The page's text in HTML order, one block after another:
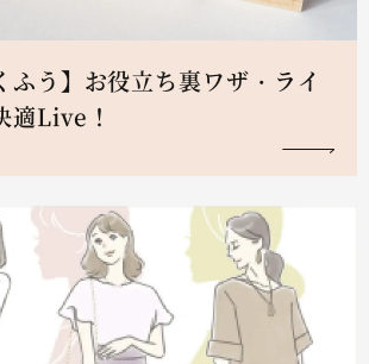
ふう】お役立ち裏ワザ・ライ
適Live！